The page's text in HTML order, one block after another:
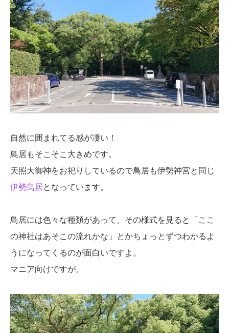
自然に囲まれてる感が凄い！
鳥居もそこそこ大きめです。
天照大御神をお祀りしているので鳥居も伊勢神宮と同じ
伊勢鳥居となっています。
鳥居には色々な種類があって、その様式を見ると「ここ
の神社はあそこの流れかな」とかちょっとずつわかるよ
うになってくるのが面白いですよ。
マニア向けですが。